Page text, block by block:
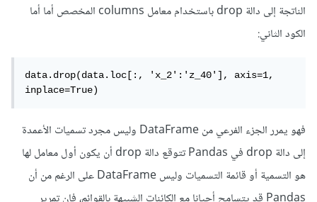
الناتجة إلى دالة drop باستخدام معامل columns المخصص أما أما
الكود الثاني:
data.drop(data.loc[:, 'x_2':'z_40'], axis=1,
inplace=True)
فهو يمرر الجزء الفرعي من DataFrame وليس مجرد تسميات الأعمدة
إلى دالة drop في Pandas تتوقع دالة drop أن يكون أول معامل لها
هو التسمية أو قائمة التسميات وليس DataFrame على الرغم من أن